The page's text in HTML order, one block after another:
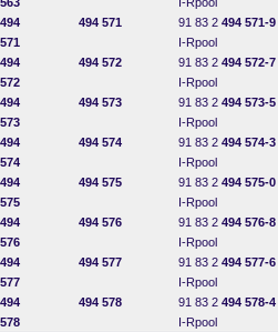
494
571
494 571 91 83 2 494 571-9
I-Rpool
494
572
494 572 91 83 2 494 572-7
I-Rpool
494
573
494 573 91 83 2 494 573-5
I-Rpool
494
574
494 574 91 83 2 494 574-3
I-Rpool
494
575
494 575 91 83 2 494 575-0
I-Rpool
494
576
494 576 91 83 2 494 576-8
I-Rpool
494
577
494 577 91 83 2 494 577-6
I-Rpool
494
578
494 578 91 83 2 494 578-4
I-Rpool